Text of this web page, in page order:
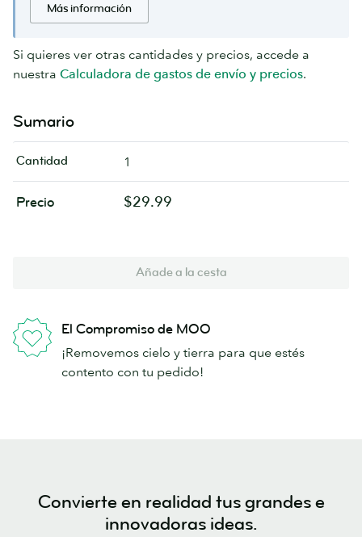
Más información
Si quieres ver otras cantidades y precios, accede a
nuestra Calculadora de gastos de envío y precios.
Sumario
Cantidad 1
Precio $29.99
Añade a la cesta
El Compromiso de MOO
¡Removemos cielo y tierra para que estés
contento con tu pedido!
Convierte en realidad tus grandes e
innovadoras ideas.